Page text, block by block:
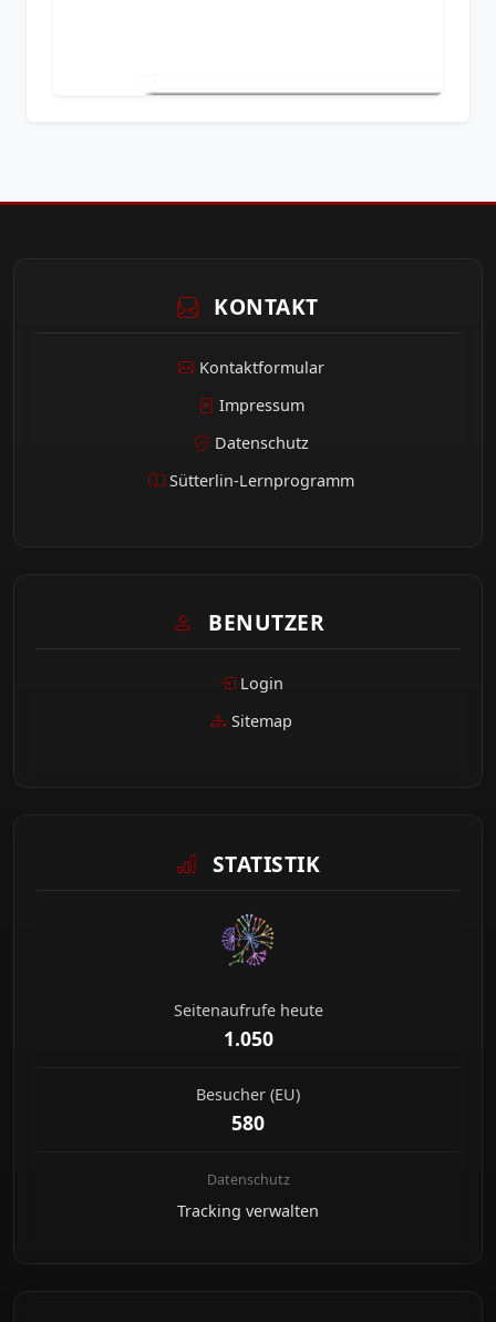
KONTAKT
Kontaktformular
Impressum
Datenschutz
Sütterlin-Lernprogramm
BENUTZER
Login
Sitemap
STATISTIK
Seitenaufrufe heute
1.050
Besucher (EU)
580
Datenschutz
Tracking verwalten